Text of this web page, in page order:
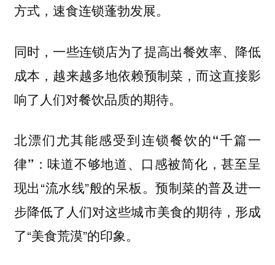
方式，速食连锁蓬勃发展。
同时，一些连锁店为了提高出餐效率、降低
成本，越来越多地依赖预制菜，而这直接影
响了人们对餐饮品质的期待。
北漂们尤其能感受到连锁餐饮的“千篇一
律” ：味道不够地道、口感被简化，甚至呈
现出“流水线”般的呆板。预制菜的普及进一
步降低了人们对这些城市美食的期待，形成
了“美食荒漠”的印象。